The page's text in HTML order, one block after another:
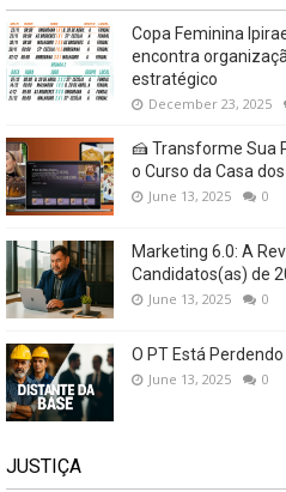
Copa Feminina
encontra
estratégico
December 23, 2025
🍰 Transforme Sua
o Curso da Casa
June 13, 2025 0
Marketing 6.0: A
Candidatos(as) de
June 13, 2025 0
O PT Está
June 13, 2025 0
JUSTIÇA